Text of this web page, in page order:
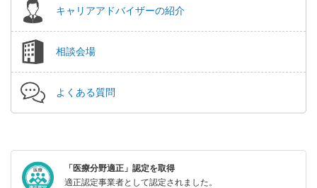
キャリアアドバイザーの紹介
相談会場
よくある質問
「医療分野適正」認定を取得
適正認定事業者として認定されました。